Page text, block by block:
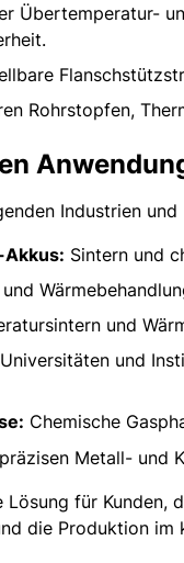
Übertemperatur-
Rohrstopfen,
Industrien
Sintern und
und
Universitäten und
Chemische
Metall- und
für Kunden,
die Produktion im